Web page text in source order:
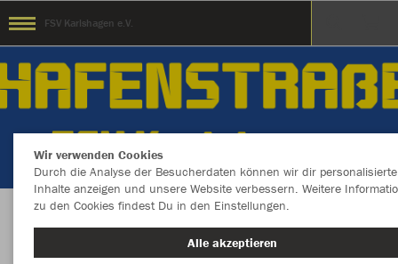
FSV Karlshagen e.V.
Herzlich Willkommen im Teamshop FSV
Karlshagen e.V.
Wir verwenden Cookies
Durch die Analyse der Besucherdaten können wir dir personalisierte
Inhalte anzeigen und unsere Website verbessern. Weitere
zu den Cookies findest Du in den Einstellungen.
Alle akzeptieren